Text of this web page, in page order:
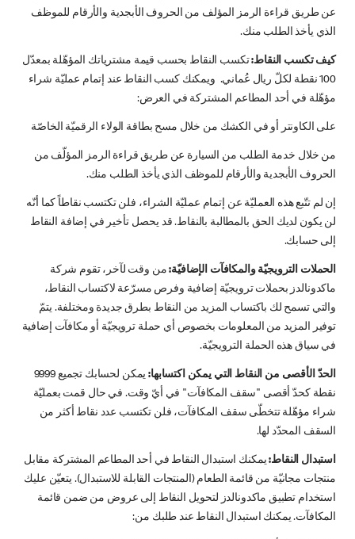
عن طريق قراءة الرمز المؤلف من الحروف الأبجدية والأرقام للموظف
الذي يأخذ الطلب منك.
كيف تكسب النقاط:تكسب النقاط بحسب قيمة مشترياتك المؤهّلة بمعدّل
100 نقطة لكلّ ريال عُماني. ويمكنك كسب النقاط عند إتمام عمليّة شراء
مؤهّلة في أحد المطاعم المشتركة في العرض:
على الكاونتر أو في الكشك من خلال مسح بطاقة الولاء الرقميّة الخاصّة
من خلال خدمة الطلب من السيارة عن طريق قراءة الرمز المؤلّف من
الحروف الأبجدية والأرقام للموظف الذي يأخذ الطلب منك.
إن لم تتّبع هذه العمليّة عن إتمام عمليّة الشراء، فلن تكتسب نقاطاً كما أنّه
لن يكون لديك الحق بالمطالبة بالنقاط. قد يحصل تأخير في إضافة النقاط
إلى حسابك.
الحملات الترويجيّة والمكافآت الإضافيّة: من وقت لآخر، تقوم شركة
ماكدونالدز بحملات ترويجيّة إضافية وفرص مسرّعة لاكتساب النقاط،
والتي تسمح لك باكتساب المزيد من النقاط بطرق جديدة ومختلفة. يتمّ
توفير المزيد من المعلومات بخصوص أي حملة ترويجيّة أو مكافآت إضافية
في سياق هذه الحملة الترويجيّة.
الحدّ الأقصى من النقاط التي يمكن اكتسابها:
يمكن لحسابك تجميع 9999
نقطة كحدّ أقصى "سقف المكافآت" في أيّ وقت. في حال قمت بعمليّة
شراء مؤهّلة تتخطّى سقف المكافآت، فلن تكتسب عدد نقاط أكثر من
السقف المحدّد لها.
استبدال النقاط:يمكنك استبدال النقاط في أحد المطاعم المشتركة مقابل
منتجات مجانيّة من قائمة الطعام (المنتجات القابلة للاستبدال). يتعيّن عليك
استخدام تطبيق ماكدونالدز لتحويل النقاط إلى عروض من ضمن قائمة
المكافآت. يمكنك استبدال النقاط عند طلبك من: